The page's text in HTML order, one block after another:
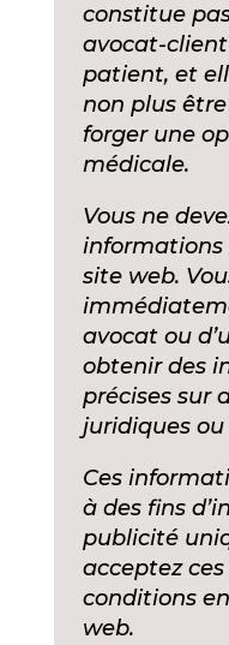
constitue
avocat-
patient, et
non plus
forger une
médicale.
Vous ne
informations
site web.
avocat ou
obtenir des
précises sur
juridiques
Ces
à des fins
publicité
acceptez
conditions
web.